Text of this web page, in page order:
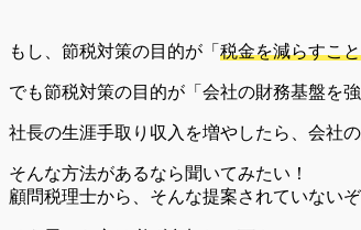
もし、節税対策の目的が「 税金を減らすこと
でも節税対策の目的が「 会社の財務基盤を
社長の生涯手取り収入を増やしたら、会社
そんな方法があるなら聞いてみたい！
顧問税理士から、そんな提案されていないぞ